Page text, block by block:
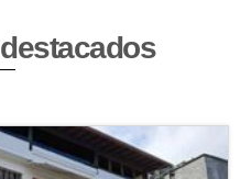
destacados